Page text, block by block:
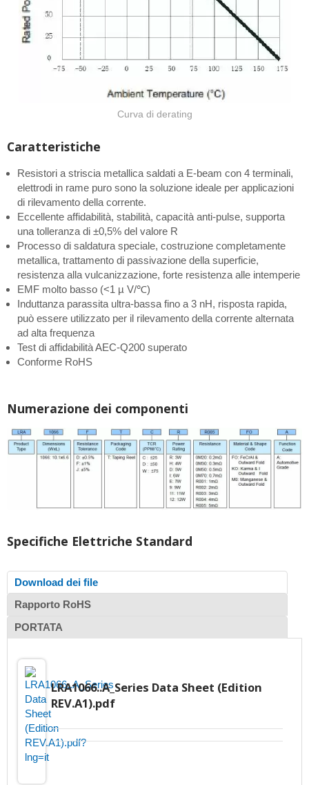
Curva di derating
Caratteristiche
Resistori a striscia metallica saldati a E-beam con 4 terminali,
elettrodi in rame puro sono la soluzione ideale per applicazioni
di rilevamento della corrente.
Eccellente affidabilità, stabilità, capacità anti-pulse, supporta
una tolleranza di ±0,5% del valore R
Processo di saldatura speciale, costruzione completamente
metallica, trattamento di passivazione della superficie,
resistenza alla vulcanizzazione, forte resistenza alle intemperie
EMF molto basso (<1 µ V/℃)
Induttanza parassita ultra-bassa fino a 3 nH, risposta rapida,
può essere utilizzato per il rilevamento della corrente alternata
ad alta frequenza
Test di affidabilità AEC-Q200 superato
Conforme RoHS
Numerazione dei componenti
Specifiche Elettriche Standard
Download dei file
Rapporto RoHS
PORTATA
LRA1066..A_Series Data Sheet (Edition
REV.A1).pdf